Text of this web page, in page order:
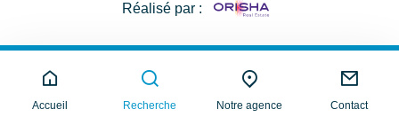
Accueil Recherche Notre agence Contact
Réalisé par :